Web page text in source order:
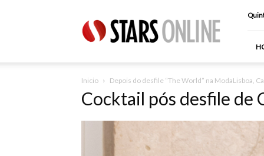
Online
Inicio Depois do desfile “The World” na ModaLisboa,
Cocktail pós desfile de